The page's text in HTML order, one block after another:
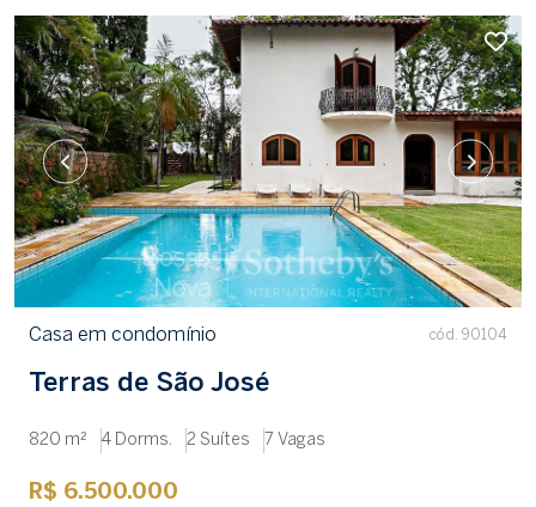
Casa em condomínio cód. 90104
Terras de São José
820 m² 4 Dorms. 2 Suítes 7 Vagas
R$ 6.500.000